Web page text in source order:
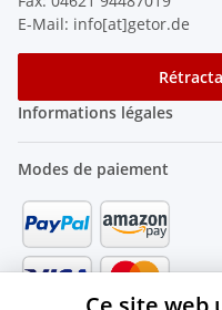
E-Mail: info[at]getor.de
Informations légales
Modes de paiement